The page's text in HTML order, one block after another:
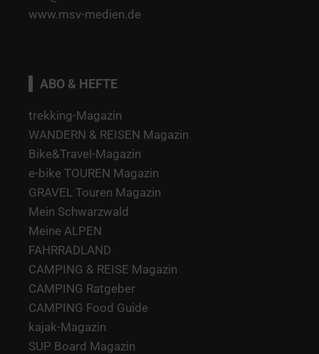
www.msv-medien.de
ABO & HEFTE
trekking-Magazin
WANDERN & REISEN Magazin
Bike&Travel-Magazin
e-bike TOUREN Magazin
GRAVEL Touren Magazin
Mein Schwarzwald
Meine ALPEN
FAHRRADLAND
CAMPING & REISE Magazin
CAMPING Ratgeber
CAMPING Food Guide
kajak-Magazin
SUP Board Magazin